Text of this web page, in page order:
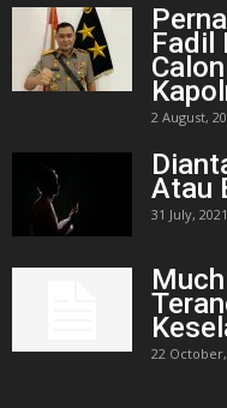
Fadil
2 August,
Atau
31 July, 2021
22 October,